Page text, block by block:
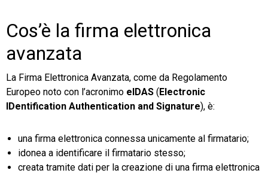
Cos’è la firma elettronica
avanzata
La Firma Elettronica Avanzata, come da Regolamento
Europeo noto con l’acronimo eIDAS ( Electronic
IDentification Authentication and Signature), è:
una firma elettronica connessa unicamente al firmatario;
idonea a identificare il firmatario stesso;
creata tramite dati per la creazione di una firma elettronica